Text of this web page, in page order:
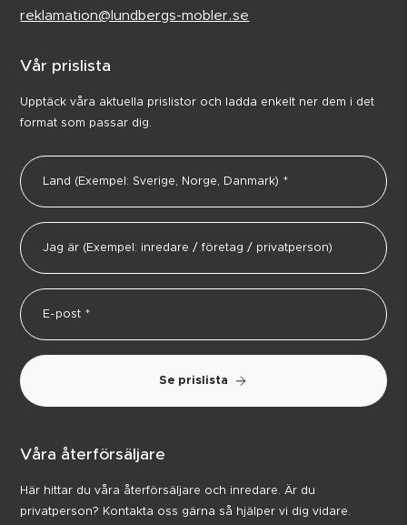
reklamation@lundbergs-mobler.se
Vår prislista
Upptäck våra aktuella prislistor och ladda enkelt ner dem i det
format som passar dig.
Se prislista
Våra återförsäljare
Här hittar du våra återförsäljare och inredare. Är du
privatperson? Kontakta oss gärna så hjälper vi dig vidare.